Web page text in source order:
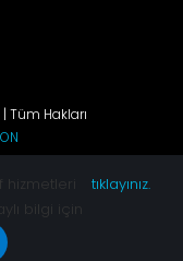
Hakları
hizmetleri
bilgi için
tıklayınız.